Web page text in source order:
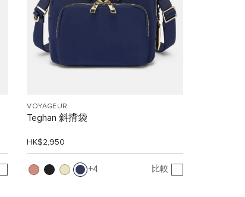
VOYAGEUR
Teghan 斜揹袋
HK$2,950
4 比較